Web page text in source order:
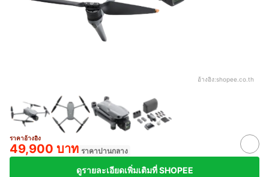
อ้างอิง:shopee.co.th
ราคาอ้างอิง
49,900 บาท ราคาปานกลาง
ดูรายละเอียดเพิ่มเติมที่ SHOPEE